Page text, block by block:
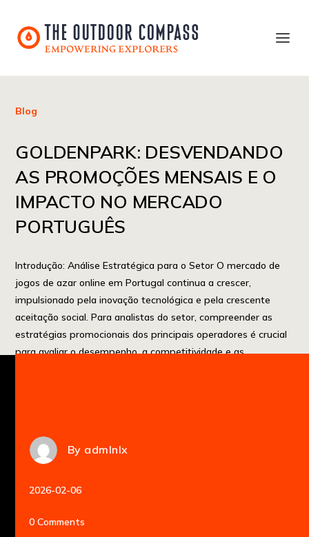
Blog
GOLDENPARK: DESVENDANDO
AS PROMOÇÕES MENSAIS E O
IMPACTO NO MERCADO
PORTUGUÊS
Introdução: Análise Estratégica para o Setor O mercado de
jogos de azar online em Portugal continua a crescer,
impulsionado pela inovação tecnológica e pela crescente
aceitação social. Para analistas do setor, compreender as
estratégias promocionais dos principais operadores é crucial
para avaliar o desempenho, a competitividade e as
By admlnlx
2026-02-06
0 Comments